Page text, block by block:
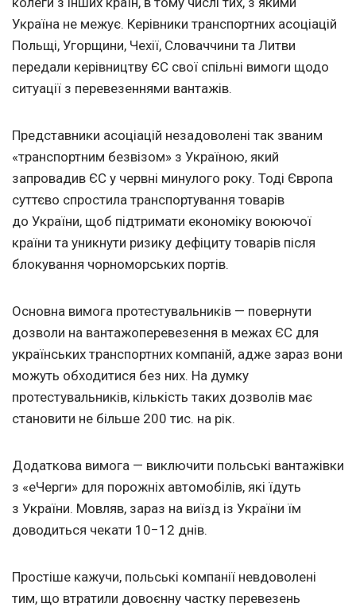
Україна не межує. Керівники транспортних асоціацій
Польщі, Угорщини, Чехії, Словаччини та Литви
передали керівництву ЄС свої спільні вимоги щодо
ситуації з перевезеннями вантажів.
Представники асоціацій незадоволені так званим
«транспортним безвізом» з Україною, який
запровадив ЄС у червні минулого року. Тоді Європа
суттєво спростила транспортування товарів
до України, щоб підтримати економіку воюючої
країни та уникнути ризику дефіциту товарів після
блокування чорноморських портів.
Основна вимога протестувальників — повернути
дозволи на вантажоперевезення в межах ЄС для
українських транспортних компаній, адже зараз вони
можуть обходитися без них. На думку
протестувальників, кількість таких дозволів має
становити не більше 200 тис. на рік.
Додаткова вимога — виключити польські вантажівки
з «еЧерги» для порожніх автомобілів, які їдуть
з України. Мовляв, зараз на виїзд із України їм
доводиться чекати 10−12 днів.
Простіше кажучи, польські компанії невдоволені
тим, що втратили довоєнну частку перевезень